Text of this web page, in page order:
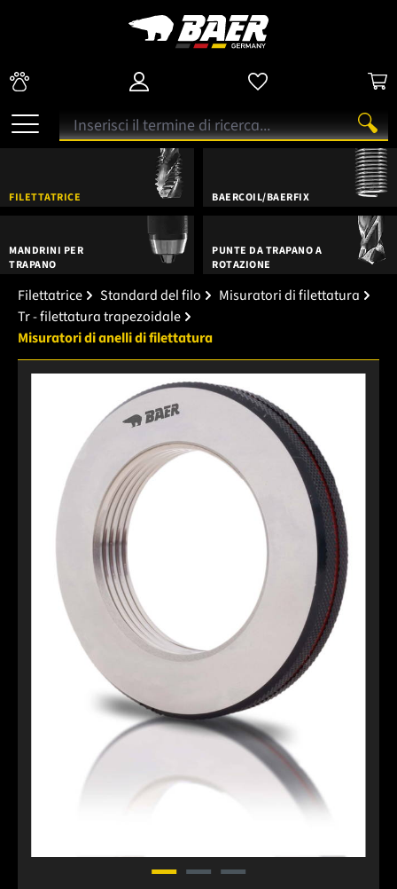
FILETTATRICE BAERCOIL/BAERFIX
MANDRINI PER
TRAPANO
PUNTE DA TRAPANO A
ROTAZIONE
Filettatrice Standard del filo
Misuratori di filettatura
Tr - filettatura trapezoidale
Misuratori di anelli di filettatura
Salta la galleria di immagini